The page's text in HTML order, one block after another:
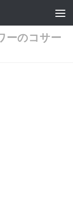
ーのコサー